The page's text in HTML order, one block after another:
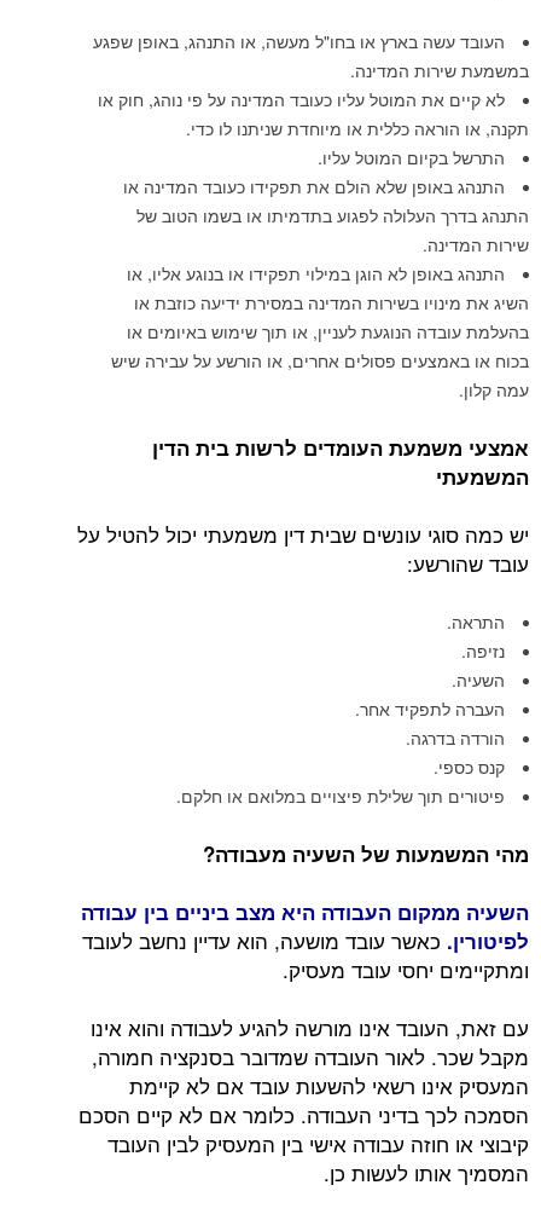
העובד עשה בארץ או בחו"ל מעשה, או התנהג, באופן שפגע
במשמעת שירות המדינה.
לא קיים את המוטל עליו כעובד המדינה על פי נוהג, חוק או
תקנה, או הוראה כללית או מיוחדת שניתנו לו כדי.
התרשל בקיום המוטל עליו.
התנהג באופן שלא הולם את תפקידו כעובד המדינה או
התנהג בדרך העלולה לפגוע בתדמיתו או בשמו הטוב של
שירות המדינה.
התנהג באופן לא הוגן במילוי תפקידו או בנוגע אליו, או
השיג את מינויו בשירות המדינה במסירת ידיעה כוזבת או
בהעלמת עובדה הנוגעת לעניין, או תוך שימוש באיומים או
בכוח או באמצעים פסולים אחרים, או הורשע על עבירה שיש
עמה קלון.
אמצעי משמעת העומדים לרשות בית הדין
המשמעתי
יש כמה סוגי עונשים שבית דין משמעתי יכול להטיל על
עובד שהורשע:
התראה.
נזיפה.
השעיה.
העברה לתפקיד אחר.
הורדה בדרגה.
קנס כספי.
פיטורים תוך שלילת פיצויים במלואם או חלקם.
מהי המשמעות של השעיה מעבודה?
השעיה ממקום העבודה היא מצב ביניים בין עבודה
לפיטורין. כאשר עובד מושעה, הוא עדיין נחשב לעובד
ומתקיימים יחסי עובד מעסיק.
עם זאת, העובד אינו מורשה להגיע לעבודה והוא אינו
מקבל שכר. לאור העובדה שמדובר בסנקציה חמורה,
המעסיק אינו רשאי להשעות עובד אם לא קיימת
הסמכה לכך בדיני העבודה. כלומר אם לא קיים הסכם
קיבוצי או חוזה עבודה אישי בין המעסיק לבין העובד
המסמיך אותו לעשות כן.